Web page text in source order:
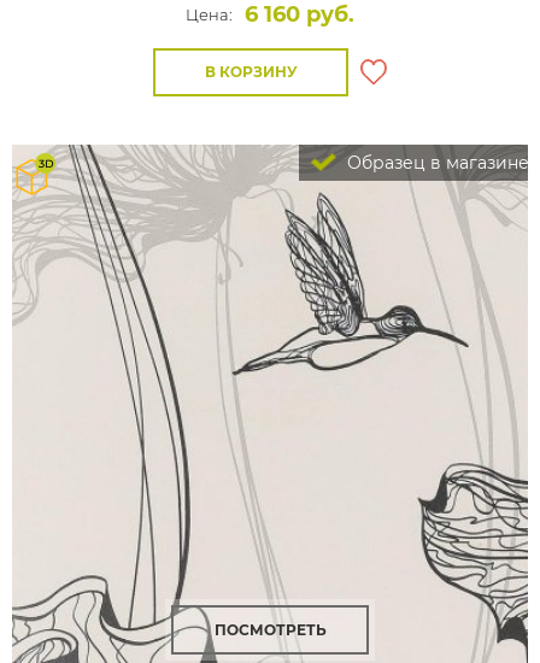
Цена:
6 160 руб.
В КОРЗИНУ
Образец в магазине
ПОСМОТРЕТЬ